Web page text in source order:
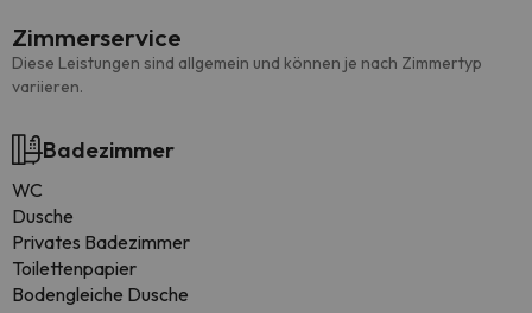
Zimmerservice
Diese Leistungen sind allgemein und können je nach Zimmertyp
variieren.
Badezimmer
WC
Dusche
Privates Badezimmer
Toilettenpapier
Bodengleiche Dusche